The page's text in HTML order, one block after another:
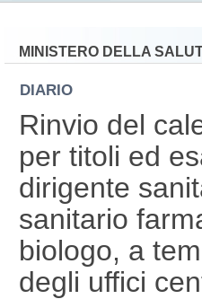
MINISTERO DELLA
DIARIO
Rinvio del
per titoli ed
dirigente
sanitario
biologo, a
degli uffici